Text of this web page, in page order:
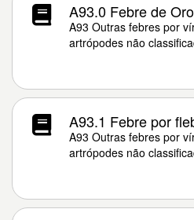
A93.0 Febre de
A93 Outras febres por
artrópodes não
A93.1 Febre por
A93 Outras febres por
artrópodes não